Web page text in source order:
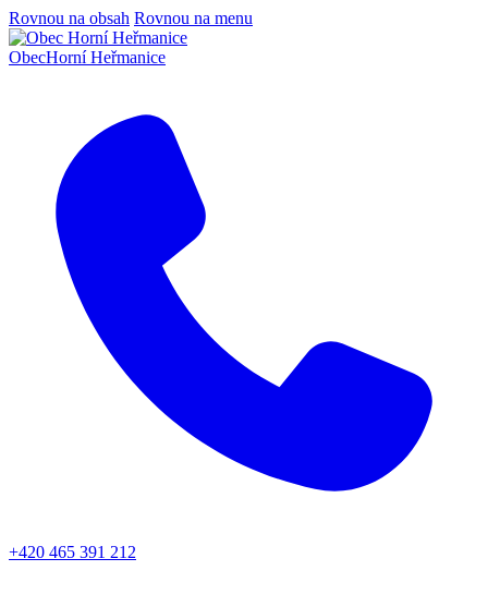
Rovnou na obsah Rovnou na menu
ObecHorní Heřmanice
+420 465 391 212